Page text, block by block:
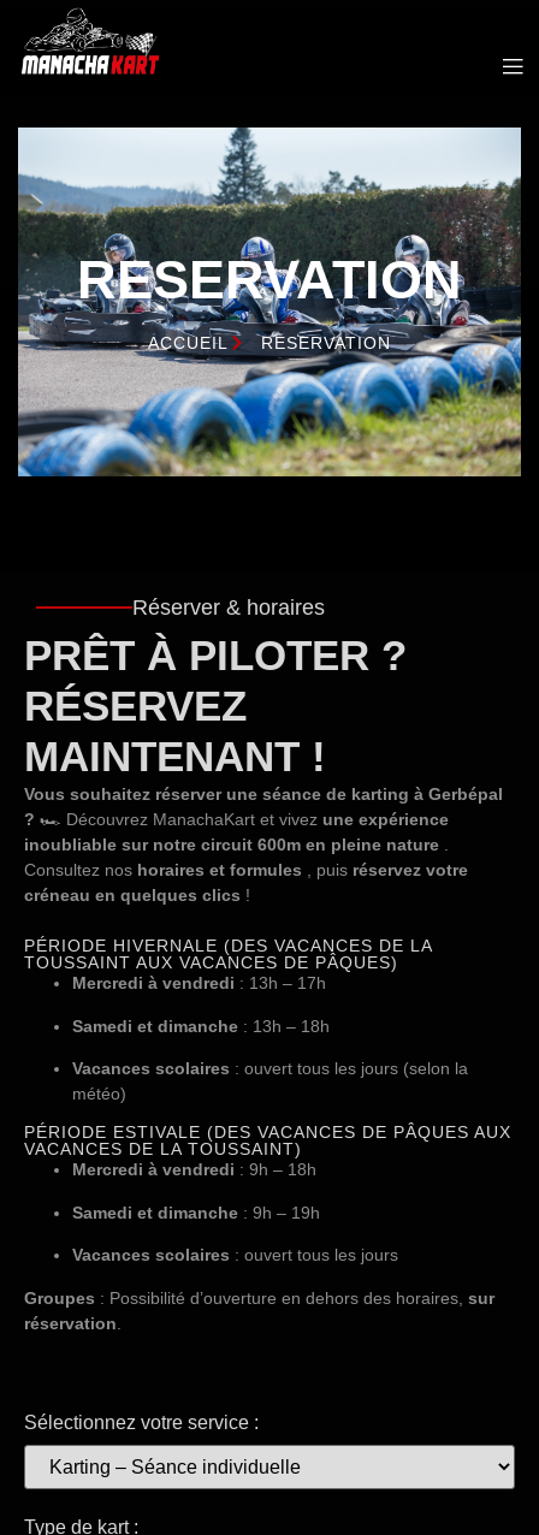
RESERVATION
ACCUEIL RESERVATION
Réserver & horaires
PRÊT À PILOTER ?
RÉSERVEZ
MAINTENANT !
Vous souhaitez réserver une séance de karting à Gerbépal
? 🏎️ Découvrez ManachaKart et vivez une expérience
inoubliable sur notre circuit 600m en pleine nature
Consultez nos horaires et formules , puis réservez votre
créneau en quelques clics !
PÉRIODE HIVERNALE (DES VACANCES DE LA
TOUSSAINT AUX VACANCES DE PÂQUES)
Mercredi à vendredi : 13h – 17h
Samedi et dimanche : 13h – 18h
Vacances scolaires : ouvert tous les jours (selon la
météo)
PÉRIODE ESTIVALE (DES VACANCES DE PÂQUES AUX
VACANCES DE LA TOUSSAINT)
Mercredi à vendredi : 9h – 18h
Samedi et dimanche : 9h – 19h
Vacances scolaires : ouvert tous les jours
Groupes : Possibilité d’ouverture en dehors des horaires, sur
réservation
Sélectionnez votre service :
Type de kart :